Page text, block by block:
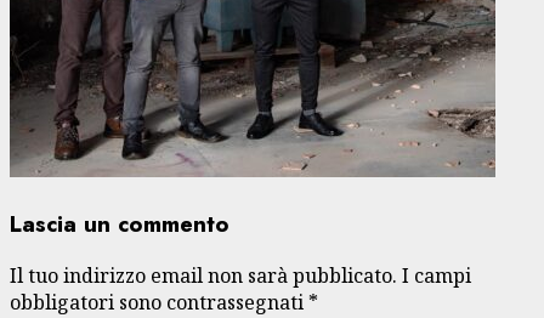
Lascia un commento
Il tuo indirizzo email non sarà pubblicato. I campi
obbligatori sono contrassegnati *